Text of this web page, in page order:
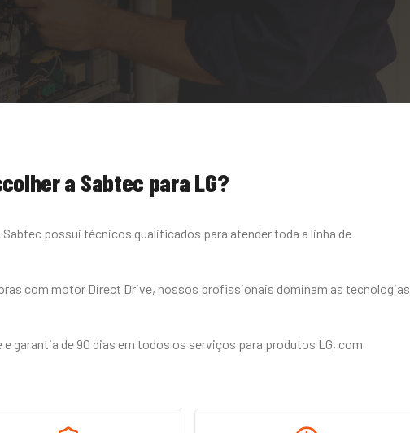
a Sabtec paraLG?
Sabtec possui técnicos qualificados para atender toda a linha de
com motor Direct Drive, nossos profissionais dominam as tecnologias
garantia de 90 dias em todos os serviços para produtos LG, com